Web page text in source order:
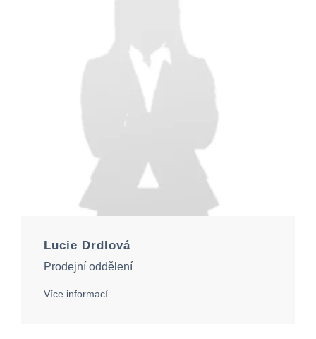
Lucie Drdlová
Prodejní oddělení
Více informací